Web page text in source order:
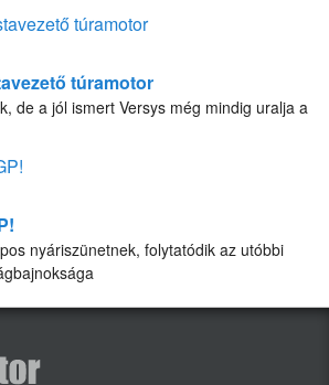
túramotor
de a jól ismert Versys még mindig uralja a
nyáriszünetnek, folytatódik az utóbbi